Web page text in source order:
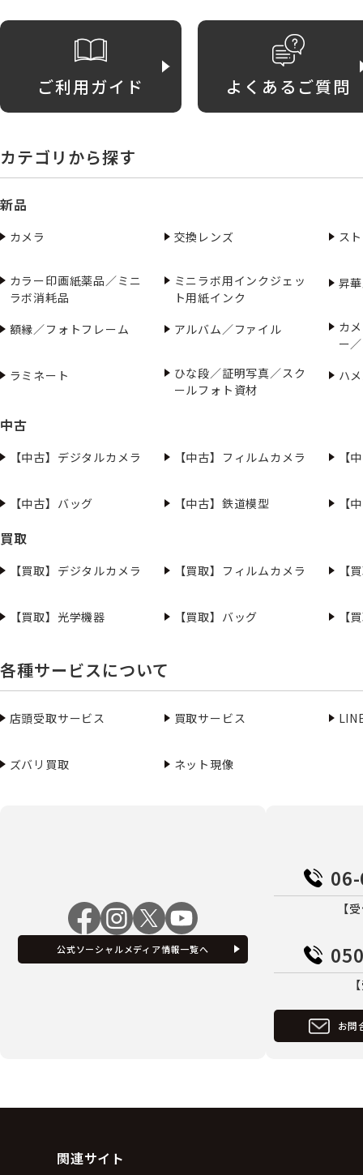
ご利用ガイド よくあるご質問
カテゴリから探す
新品
カメラ 交換レンズ ス
カラー印画紙薬品／ミニ
ラボ消耗品
ミニラボ用インクジェッ
ト用紙インク
昇
額縁／フォトフレーム アルバム／ファイル
カ
ー
ラミネート
ひな段／証明写真／スク
ールフォト資材
ハ
中古
【中古】デジタルカメラ 【中古】フィルムカメラ 【
【中古】バッグ 【中古】鉄道模型 【
買取
【買取】デジタルカメラ 【買取】フィルムカメラ 【
【買取】光学機器 【買取】バッグ 【
各種サービスについて
店頭受取サービス 買取サービス
ズバリ買取 ネット現像
公式ソーシャルメディア情報一覧へ
【
お問
関連サイト